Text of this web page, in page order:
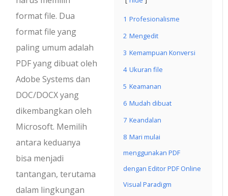
1 Profesionalisme
2 Mengedit
3 Kemampuan Konversi
4 Ukuran file
5 Keamanan
6 Mudah dibuat
7 Keandalan
8 Mari mulai
menggunakan PDF
dengan Editor PDF Online
Visual Paradigm
format file. Dua
format file yang
paling umum adalah
PDF yang dibuat oleh
Adobe Systems dan
DOC/DOCX yang
dikembangkan oleh
Microsoft. Memilih
antara keduanya
bisa menjadi
tantangan, terutama
dalam lingkungan